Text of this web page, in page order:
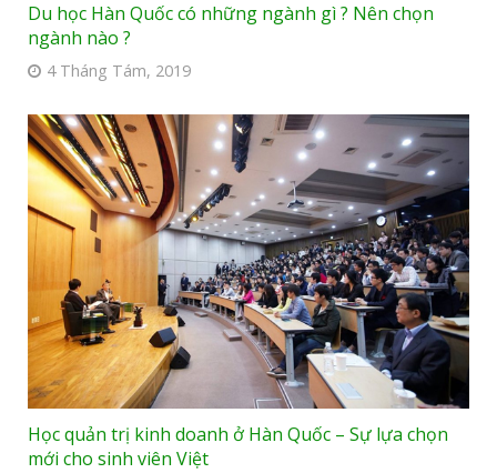
Du học Hàn Quốc có những ngành gì ? Nên chọn
ngành nào ?
4 Tháng Tám, 2019
Học quản trị kinh doanh ở Hàn Quốc – Sự lựa chọn
mới cho sinh viên Việt